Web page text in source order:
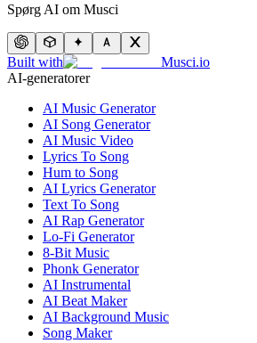
Spørg AI om Musci
Built with
Musci.io
AI-generatorer
AI Music Generator
AI Song Generator
AI Music Video
Lyrics To Song
Hum to Song
AI Lyrics Generator
Text To Song
AI Rap Generator
Lo-Fi Generator
8-Bit Music
Phonk Generator
AI Instrumental
AI Beat Maker
AI Background Music
Song Maker